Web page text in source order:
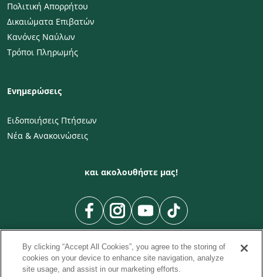
Πολιτική Απορρήτου
Δικαιώματα Επιβατών
Κανόνες Ναύλων
Τρόποι Πληρωμής
Ενημερώσεις
Ειδοποιήσεις Πτήσεων
Νέα & Ανακοινώσεις
και ακολουθήστε μας!
By clicking “Accept All Cookies”, you agree to the storing of
cookies on your device to enhance site navigation, analyze
site usage, and assist in our marketing efforts.